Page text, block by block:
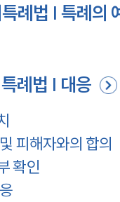
례법 | 특례의
례법 | 대응
피해자와의 합의
확인